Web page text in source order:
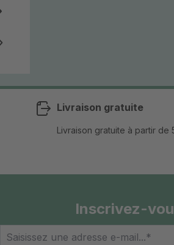
Livraison gratuite
Livraison gratuite à partir de
Inscrivez-